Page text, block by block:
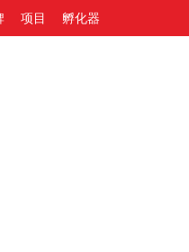
项目 孵化器